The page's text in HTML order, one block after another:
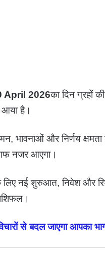
April 2026का दिन ग्रहों
है।
भावनाओं और निर्णय
नजर आएगा।
नई शुरुआत, निवेश और
से बदल जाएगा आपका